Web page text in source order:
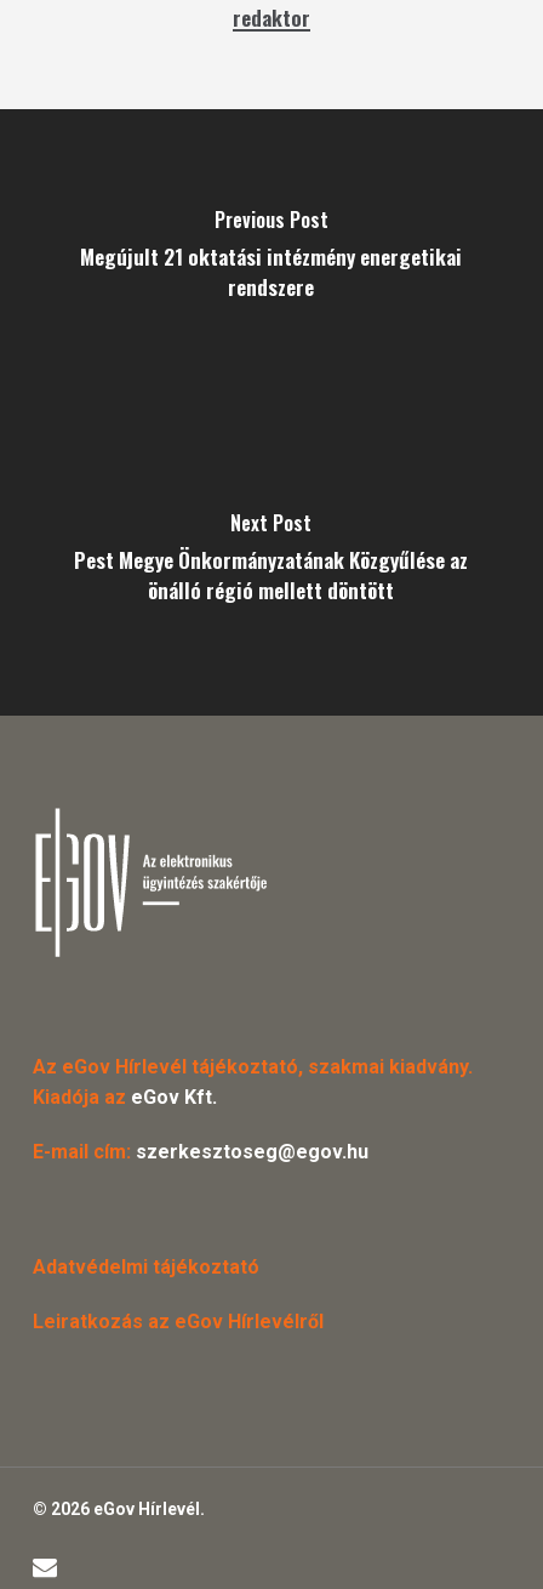
redaktor
Previous Post
Megújult 21 oktatási intézmény energetikai
rendszere
Next Post
Pest Megye Önkormányzatának Közgyűlése az
önálló régió mellett döntött
Az eGov Hírlevél tájékoztató, szakmai kiadvány.
Kiadója az eGov Kft.
E-mail cím: szerkesztoseg@egov.hu
Adatvédelmi tájékoztató
Leiratkozás az eGov Hírlevélről
© 2026 eGov Hírlevél.
email